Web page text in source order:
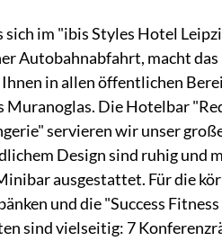
im "ibis Styles Hotel
Autobahnabfahrt, macht
in allen öffentlichen
Muranoglas. Die Hotelbar
servieren wir unser
Design sind ruhig und
ausgestattet. Für die
und die "Success
sind vielseitig: 7